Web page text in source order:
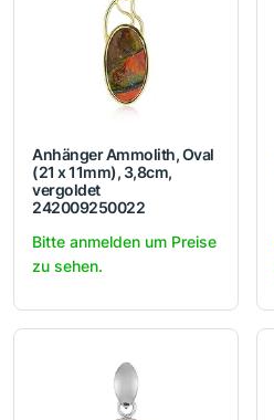
Anhänger Ammolith, Oval
(21 x 11mm), 3,8cm,
vergoldet
242009250022
Bitte anmelden um Preise
zu sehen.